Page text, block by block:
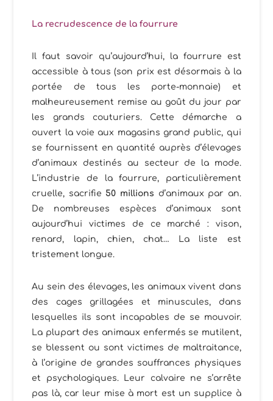
La recrudescence de la fourrure
Il faut savoir qu’aujourd’hui, la fourrure est
accessible à tous (son prix est désormais à la
portée de tous les porte-monnaie) et
malheureusement remise au goût du jour par
les grands couturiers. Cette démarche a
ouvert la voie aux magasins grand public, qui
se fournissent en quantité auprès d’élevages
d’animaux destinés au secteur de la mode.
L’industrie de la fourrure, particulièrement
cruelle, sacrifie 50 millions d’animaux par an.
De nombreuses espèces d’animaux sont
aujourd’hui victimes de ce marché : vison,
renard, lapin, chien, chat… La liste est
tristement longue.
Au sein des élevages, les animaux vivent dans
des cages grillagées et minuscules, dans
lesquelles ils sont incapables de se mouvoir.
La plupart des animaux enfermés se mutilent,
se blessent ou sont victimes de maltraitance,
à l’origine de grandes souffrances physiques
et psychologiques. Leur calvaire ne s’arrête
pas là, car leur mise à mort est un supplice à